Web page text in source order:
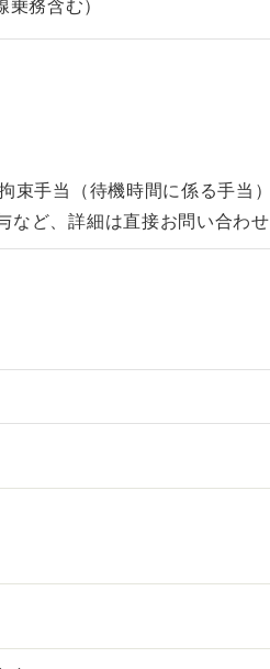
務含む）
束手当（待機時間に係る手当
ど、詳細は直接お問い合わせ